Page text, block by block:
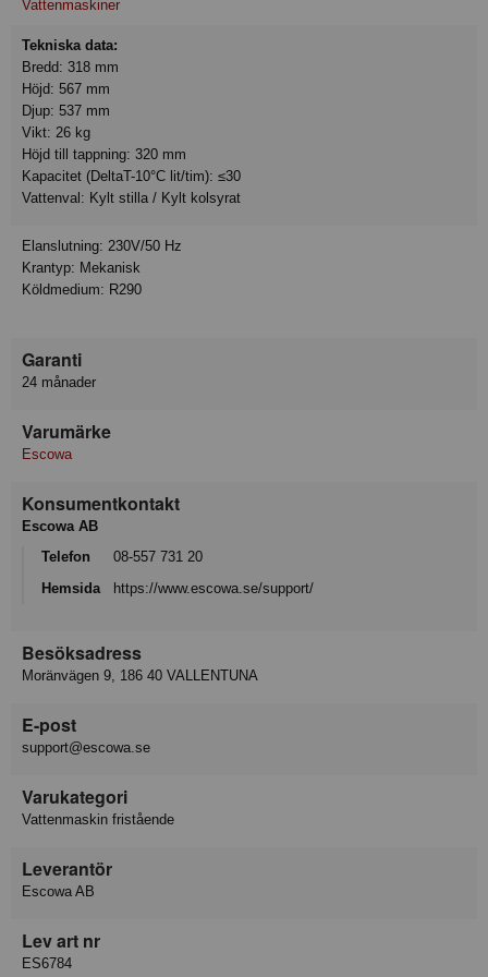
Vattenmaskiner
Tekniska data:
Bredd: 318 mm
Höjd: 567 mm
Djup: 537 mm
Vikt: 26 kg
Höjd till tappning: 320 mm
Kapacitet (DeltaT-10°C lit/tim): ≤30
Vattenval: Kylt stilla / Kylt kolsyrat
Elanslutning: 230V/50 Hz
Krantyp: Mekanisk
Köldmedium: R290
Garanti
24 månader
Varumärke
Escowa
Konsumentkontakt
Escowa AB
Telefon
08-557 731 20
Hemsida
https://www.escowa.se/support/
Besöksadress
Moränvägen 9, 186 40 VALLENTUNA
E-post
support@escowa.se
Varukategori
Vattenmaskin fristående
Leverantör
Escowa AB
Lev art nr
ES6784